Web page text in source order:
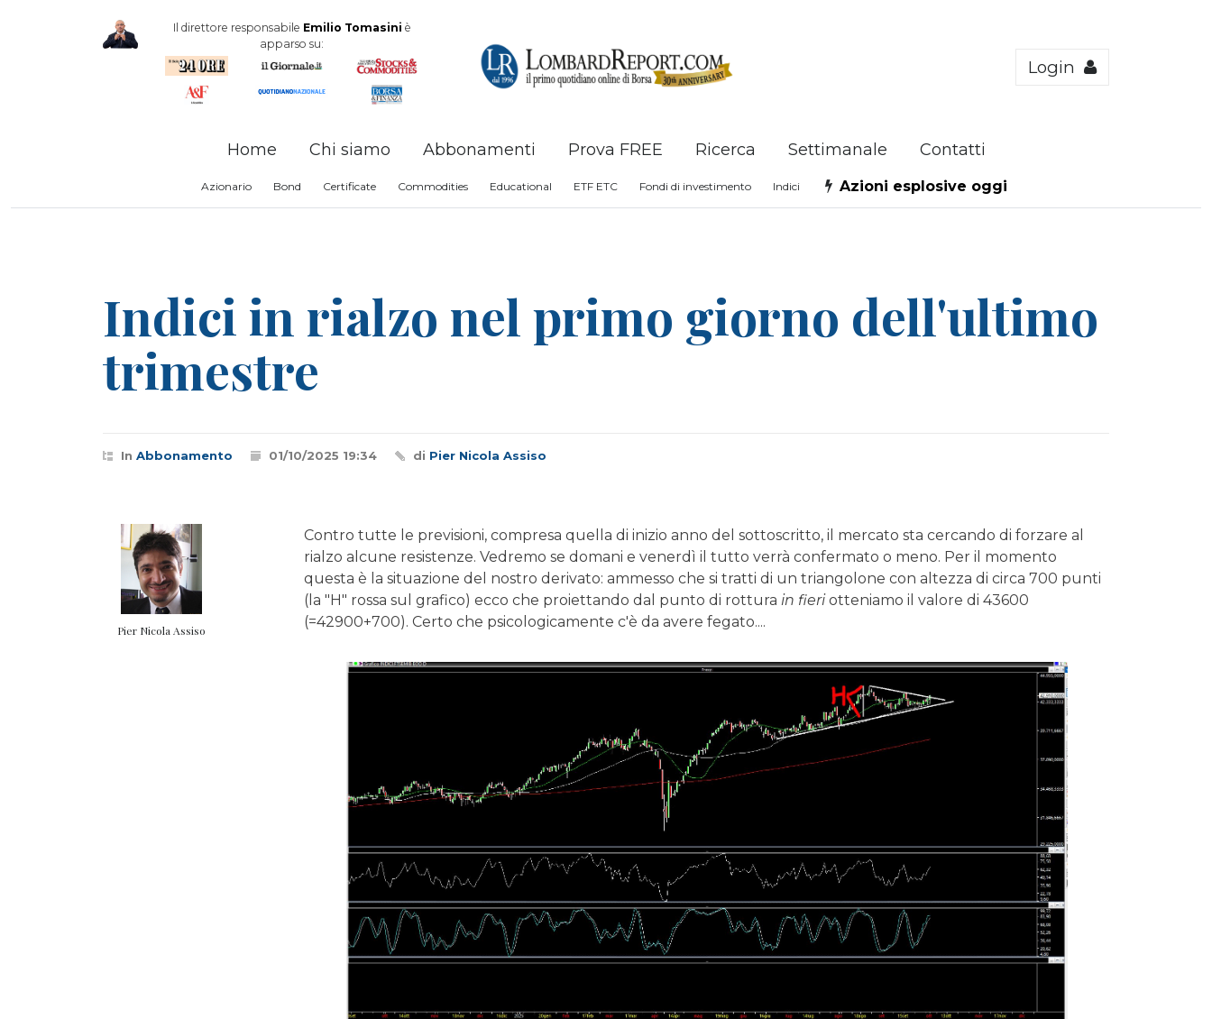
Il direttore responsabile Emilio Tomasini è
apparso su:
Login
Home Chi siamo Abbonamenti Prova FREE Ricerca Settimanale Contatti
Azionario Bond Certificate Commodities Educational ETF ETC Fondi di investimento Indici Azioni esplosive oggi
Indici in rialzo nel primo giorno dell'ultimo
trimestre
In Abbonamento 01/10/2025 19:34 di Pier Nicola Assiso
Contro tutte le previsioni, compresa quella di inizio anno del sottoscritto, il mercato sta cercando di forzare al
rialzo alcune resistenze. Vedremo se domani e venerdì il tutto verrà confermato o meno. Per il momento
questa è la situazione del nostro derivato: ammesso che si tratti di un triangolone con altezza di circa 700 punti
(la "H" rossa sul grafico) ecco che proiettando dal punto di rotturain fieriotteniamo il valore di 43600
(=42900+700). Certo che psicologicamente c'è da avere fegato....
Pier Nicola Assiso